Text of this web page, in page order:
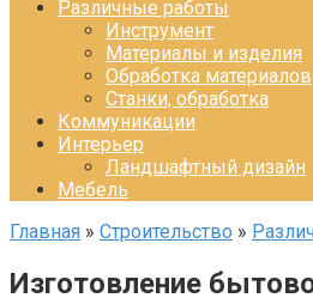
Различные работы
Инструмент
Материалы и изделия
Обработка материалов
Станки, обработка
Коммуникации
Интерьер
Ландшафтный дизайн
Мебель
Главная » Строительство »
Изготовление